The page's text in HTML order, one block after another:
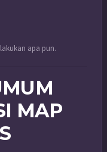
apa pun.
MAP